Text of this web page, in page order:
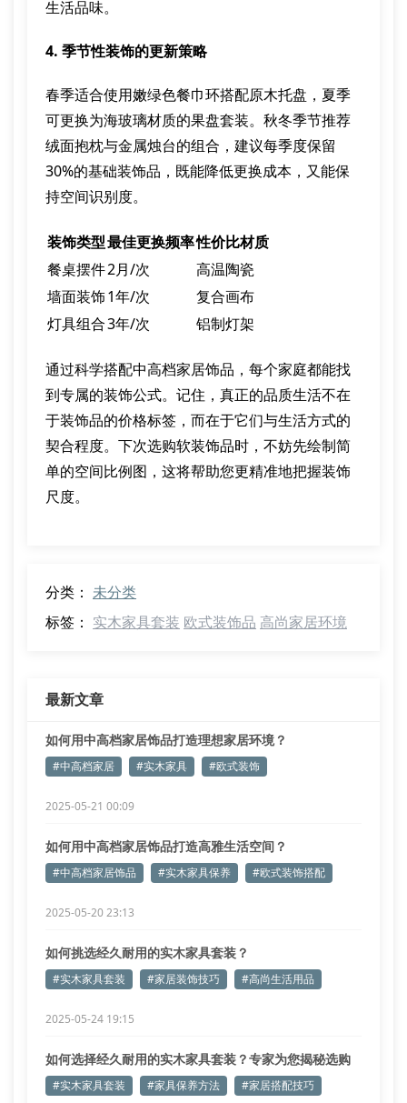
生活品味。
4. 季节性装饰的更新策略
春季适合使用嫩绿色餐巾环搭配原木托盘，夏季
可更换为海玻璃材质的果盘套装。秋冬季节推荐
绒面抱枕与金属烛台的组合，建议每季度保留
30%的基础装饰品，既能降低更换成本，又能保
持空间识别度。
装饰类型最佳更换频率性价比材质
餐桌摆件2月/次
高温陶瓷
墙面装饰1年/次
复合画布
灯具组合3年/次 铝制灯架
通过科学搭配中高档家居饰品，每个家庭都能找
到专属的装饰公式。记住，真正的品质生活不在
于装饰品的价格标签，而在于它们与生活方式的
契合程度。下次选购软装饰品时，不妨先绘制简
单的空间比例图，这将帮助您更精准地把握装饰
尺度。
分类： 未分类
标签： 实木家具套装 欧式装饰品 高尚家居环境
最新文章
如何用中高档家居饰品打造理想家居环境？
#中高档家居 #实木家具 #欧式装饰
2025-05-21 00:09
如何用中高档家居饰品打造高雅生活空间？
#中高档家居饰品 #实木家具保养 #欧式装饰搭配
2025-05-20 23:13
如何挑选经久耐用的实木家具套装？
#实木家具套装 #家居装饰技巧 #高尚生活用品
2025-05-24 19:15
如何选择经久耐用的实木家具套装？专家为您揭秘选购
技巧
#实木家具套装 #家具保养方法 #家居搭配技巧